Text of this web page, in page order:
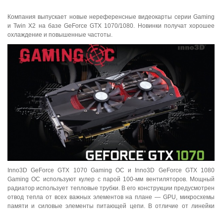
Компания выпускает новые нереференсные видеокарты серии Gaming
и Twin X2 на базе GeForce GTX 1070/1080. Новинки получат хорошее
охлаждение и повышенные частоты.
Inno3D GeForce GTX 1070 Gaming OC и Inno3D GeForce GTX 1080
Gaming OC используют кулер с парой 100-мм вентиляторов. Мощный
радиатор использует тепловые трубки. В его конструкции предусмотрен
отвод тепла от всех важных элементов на плане — GPU, микросхемы
памяти и силовые элементы питающей цепи. В отличие от линейки